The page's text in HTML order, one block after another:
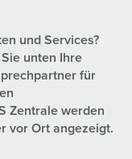
und Services?
unten Ihre
für
Zentrale werden
vor Ort angezeigt.